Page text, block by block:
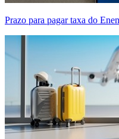
Prazo para pagar taxa do